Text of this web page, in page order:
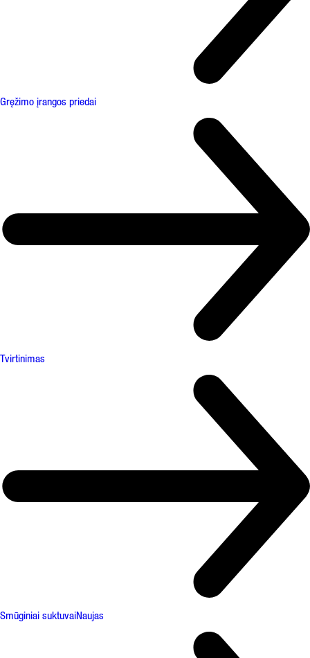
Gręžimo įrangos priedai
Tvirtinimas
Smūginiai suktuvaiNaujas